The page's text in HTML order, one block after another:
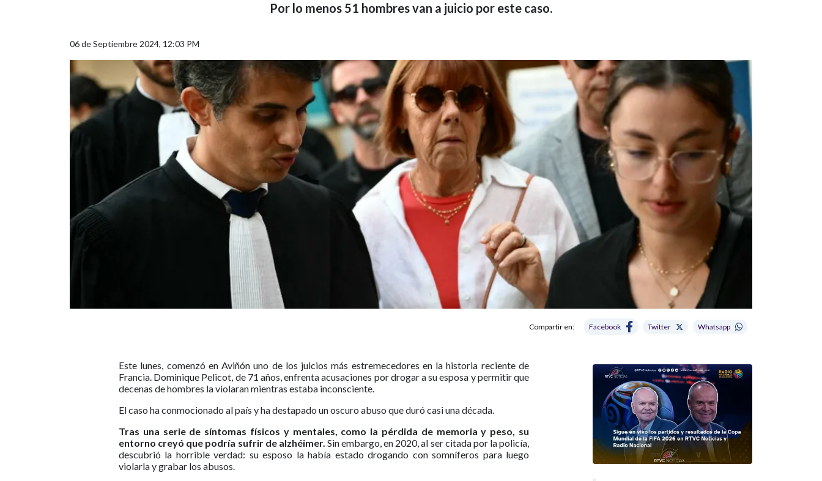
Por lo menos 51 hombres van a juicio por este caso.
06 de Septiembre 2024, 12:03 PM
Compartir en: Facebook Twitter Whatsapp
Este lunes, comenzó en Aviñón uno de los juicios más estremecedores en la historia reciente de
Francia. Dominique Pelicot, de 71 años, enfrenta acusaciones por drogar a su esposa y permitir que
decenas de hombres la violaran mientras estaba inconsciente.
El caso ha conmocionado al país y ha destapado un oscuro abuso que duró casi una década.
Tras una serie de síntomas físicos y mentales, como la pérdida de memoria y peso, su
entorno creyó que podría sufrir de alzhéimer. Sin embargo, en 2020, al ser citada por la policía,
descubrió la horrible verdad: su esposo la había estado drogando con somníferos para luego
violarla y grabar los abusos.